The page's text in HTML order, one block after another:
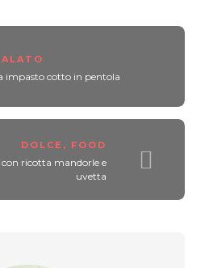
impasto cotto in pentola
DOLCE , FOOD
con ricotta mandorle e
uvetta